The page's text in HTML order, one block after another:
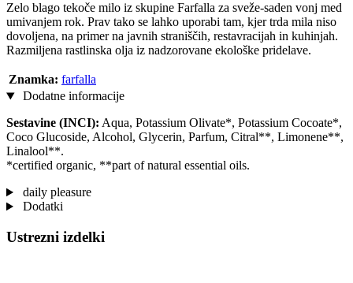
Zelo blago tekoče milo iz skupine Farfalla za sveže-saden vonj med
umivanjem rok. Prav tako se lahko uporabi tam, kjer trda mila niso
dovoljena, na primer na javnih straniščih, restavracijah in kuhinjah.
Razmiljena rastlinska olja iz nadzorovane ekološke pridelave.
Znamka: farfalla
Dodatne informacije
Sestavine (INCI): Aqua, Potassium Olivate*, Potassium Cocoate*,
Coco Glucoside, Alcohol, Glycerin, Parfum, Citral**, Limonene**,
Linalool**.
*certified organic, **part of natural essential oils.
daily pleasure
Dodatki
Ustrezni izdelki